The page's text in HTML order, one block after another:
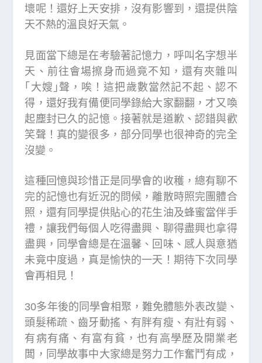
壞呢！還好上天安排，沒有影響到，還提供陰
天不熱的溫良好天氣。
見面當下總是在考驗著記憶力，呼叫名字想半
天、前往會場擦身而過竟不知，還有夾雜叫
｢大嫂｣聲，唉！這把歲數當然記不起、認不
得，還好我有備便同學錄給大家翻翻，才又喚
起塵封已久的記憶。接著就是道歉、認錯與歡
笑聲！真的變很多，部分同學也很神奇的完全
沒變。
這種回憶與珍惜正是同學會的收穫，總有聊不
完的記憶也有近況的問候，離散時照完團體合
照，還有同學提供貼心的花生油及蜂蜜當伴手
禮，讓我們每個人吃得盡興、聊得盡興也拿得
盡興，同學會總是在溫馨、回味、感人與意猶
未竟中度過，真是愉快的一天！期待下次同學
會再相見！
30多年後的同學會相聚，難免體態外表改變、
頭髮稀疏、齒牙動搖、有胖有瘦、有壯有弱、
有病有痛、有富有貧，也有高學歷及開業老
闆，同學故事中大家總是努力工作奮鬥有成，